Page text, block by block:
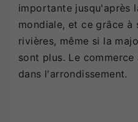
importante jusqu'après
mondiale, et ce grâce à
rivières, même si la
sont plus. Le
dans l'arrondissement.